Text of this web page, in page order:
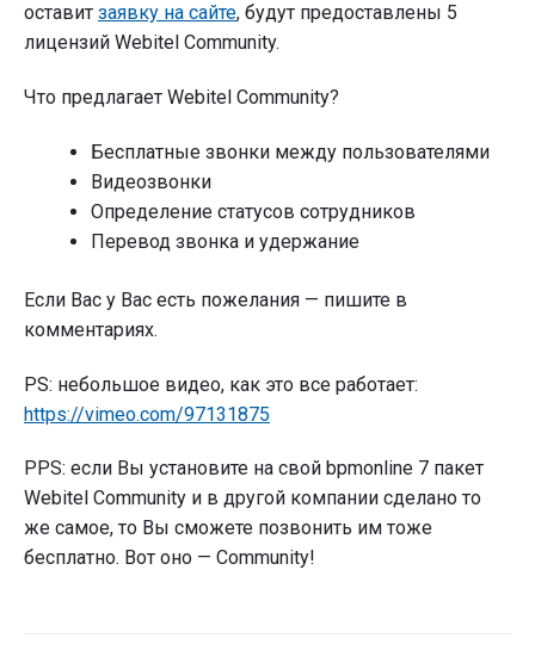
оставит заявку на сайте, будут предоставлены 5
лицензий Webitel Community.
Что предлагает Webitel Community?
Бесплатные звонки между пользователями
Видеозвонки
Определение статусов сотрудников
Перевод звонка и удержание
Если Вас у Вас есть пожелания — пишите в
комментариях.
PS: небольшое видео, как это все работает:
https://vimeo.com/97131875
PPS: если Вы установите на свой bpmonline 7 пакет
Webitel Community и в другой компании сделано то
же самое, то Вы сможете позвонить им тоже
бесплатно. Вот оно — Community!